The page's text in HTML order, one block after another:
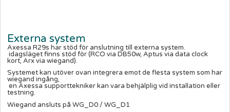
Externa system
Axessa R29s har stöd för anslutning till externa system.
idagsläget finns stöd för (RCO via DB50w, Aptus via data clock
kort, Arx via wiegand).
Systemet kan utöver ovan integrera emot de flesta system som har
wiegand ingång,
en Axessa supporttekniker kan vara behjälplig vid installation eller
testning.
Wiegand ansluts på WG_D0 / WG_D1